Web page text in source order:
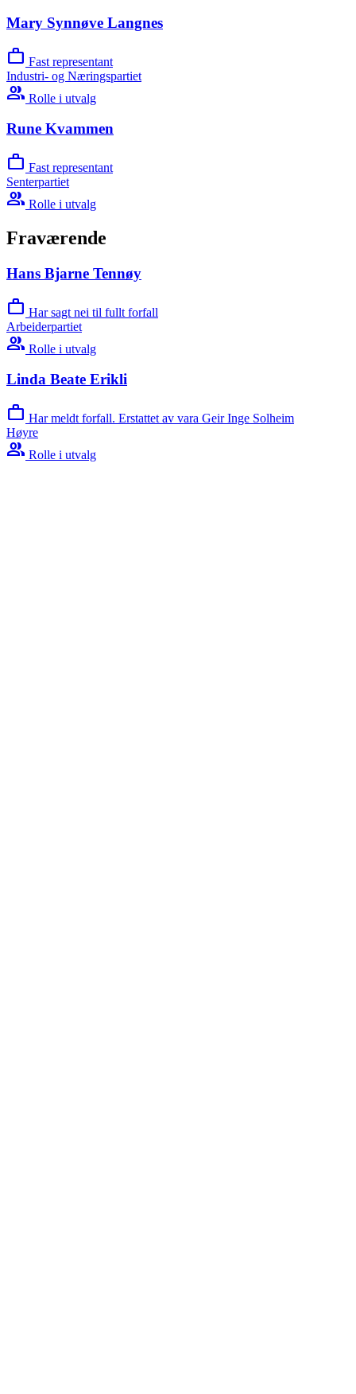
Mary Synnøve Langnes
work Fast representant
Industri- og Næringspartiet
group Rolle i utvalg
Rune Kvammen
work Fast representant
Senterpartiet
group Rolle i utvalg
Fraværende
Hans Bjarne Tennøy
work Har sagt nei til fullt forfall
Arbeiderpartiet
group Rolle i utvalg
Linda Beate Erikli
work Har meldt forfall. Erstattet av vara Geir Inge Solheim
Høyre
group Rolle i utvalg